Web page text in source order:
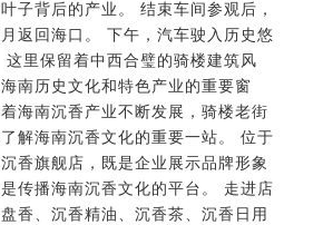
子背后的产业。 结束车间参观后，
返回海口。 下午，汽车驶入历史悠
这里保留着中西合璧的骑楼建筑风
南历史文化和特色产业的重要窗
海南沉香产业不断发展，骑楼老街
解海南沉香文化的重要一站。 位于
香旗舰店，既是企业展示品牌形象
传播海南沉香文化的平台。 走进店
香、沉香精油、沉香茶、沉香日用